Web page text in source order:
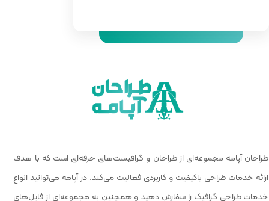
گرافیست‌های حرفه‌ای است که با هدف
می‌کند. در آپامه می‌توانید انواع
همچنین به مجموعه‌ای از فایل‌های